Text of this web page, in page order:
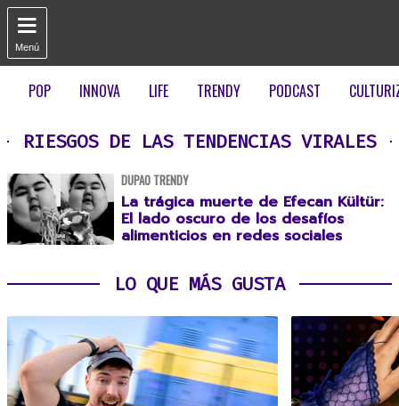

Menú
POP INNOVA LIFE TRENDY PODCAST
RIESGOS DE LAS TENDENCIAS VIRALES
DUPAO TRENDY
La trágica muerte de Efecan Kültür:
El lado oscuro de los desafíos
alimenticios en redes sociales
LO QUE MÁS GUSTA